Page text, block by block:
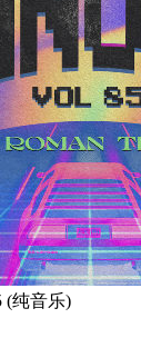
(纯音乐)